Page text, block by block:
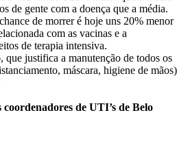
de gente com a doença que a média.
de morrer é hoje uns 20% menor
com as vacinas e a
de terapia intensiva.
que justifica a manutenção de todos os
máscara, higiene de mãos)
de UTI’s de Belo